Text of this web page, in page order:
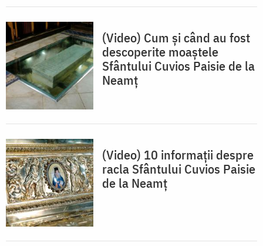
(Video) Cum și când au fost
descoperite moaștele
Sfântului Cuvios Paisie de la
Neamț
(Video) 10 informații despre
racla Sfântului Cuvios Paisie
de la Neamț